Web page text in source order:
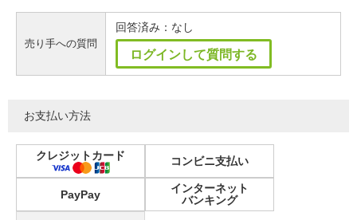
売り手への質問
回答済み：なし
ログインして質問する
お支払い方法
クレジットカード コンビニ支払い
PayPay
インターネット
バンキング